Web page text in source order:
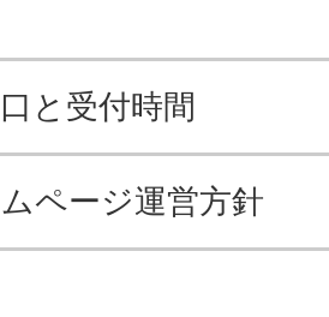
と受付時間
ページ運営方針